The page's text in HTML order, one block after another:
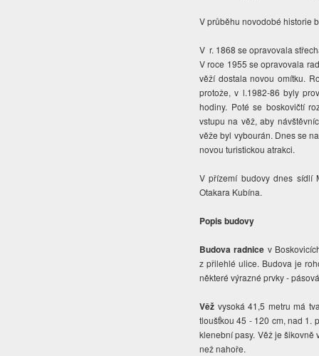
V průběhu novodobé historie
V r. 1868 se opravovala
V roce 1955 se opravovala
věží dostala novou omítku.
protože, v l.1982-86 byly
hodiny. Poté se boskovičtí
vstupu na věž, aby
věže byl vybourán. Dnes se
novou turistickou atrakci.
V přízemí budovy dnes sídlí
Otakara Kubína.
Popis budovy
Budova radnice v
z přilehlé ulice. Budova je
některé výrazné prvky -
Věž vysoká 41,5 metru má
tloušťkou 45 - 120 cm, nad 1.
klenební pasy. Věž je šikovně
než nahoře.